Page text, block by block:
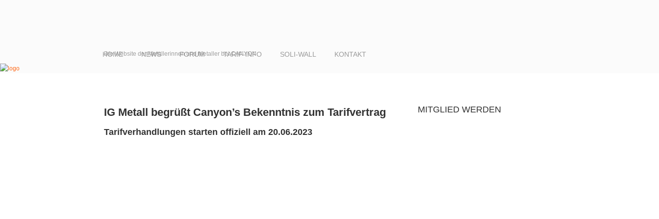
DIe Website der Metallerinnen und Metaller bei CANYON
HOME NEWS FORUM TARIF-INFO SOLI-WALL KONTAKT
IG Metall begrüßt Canyon’s Bekenntnis zum Tarifvertrag
Tarifverhandlungen starten offiziell am 20.06.2023
MITGLIED WERDEN